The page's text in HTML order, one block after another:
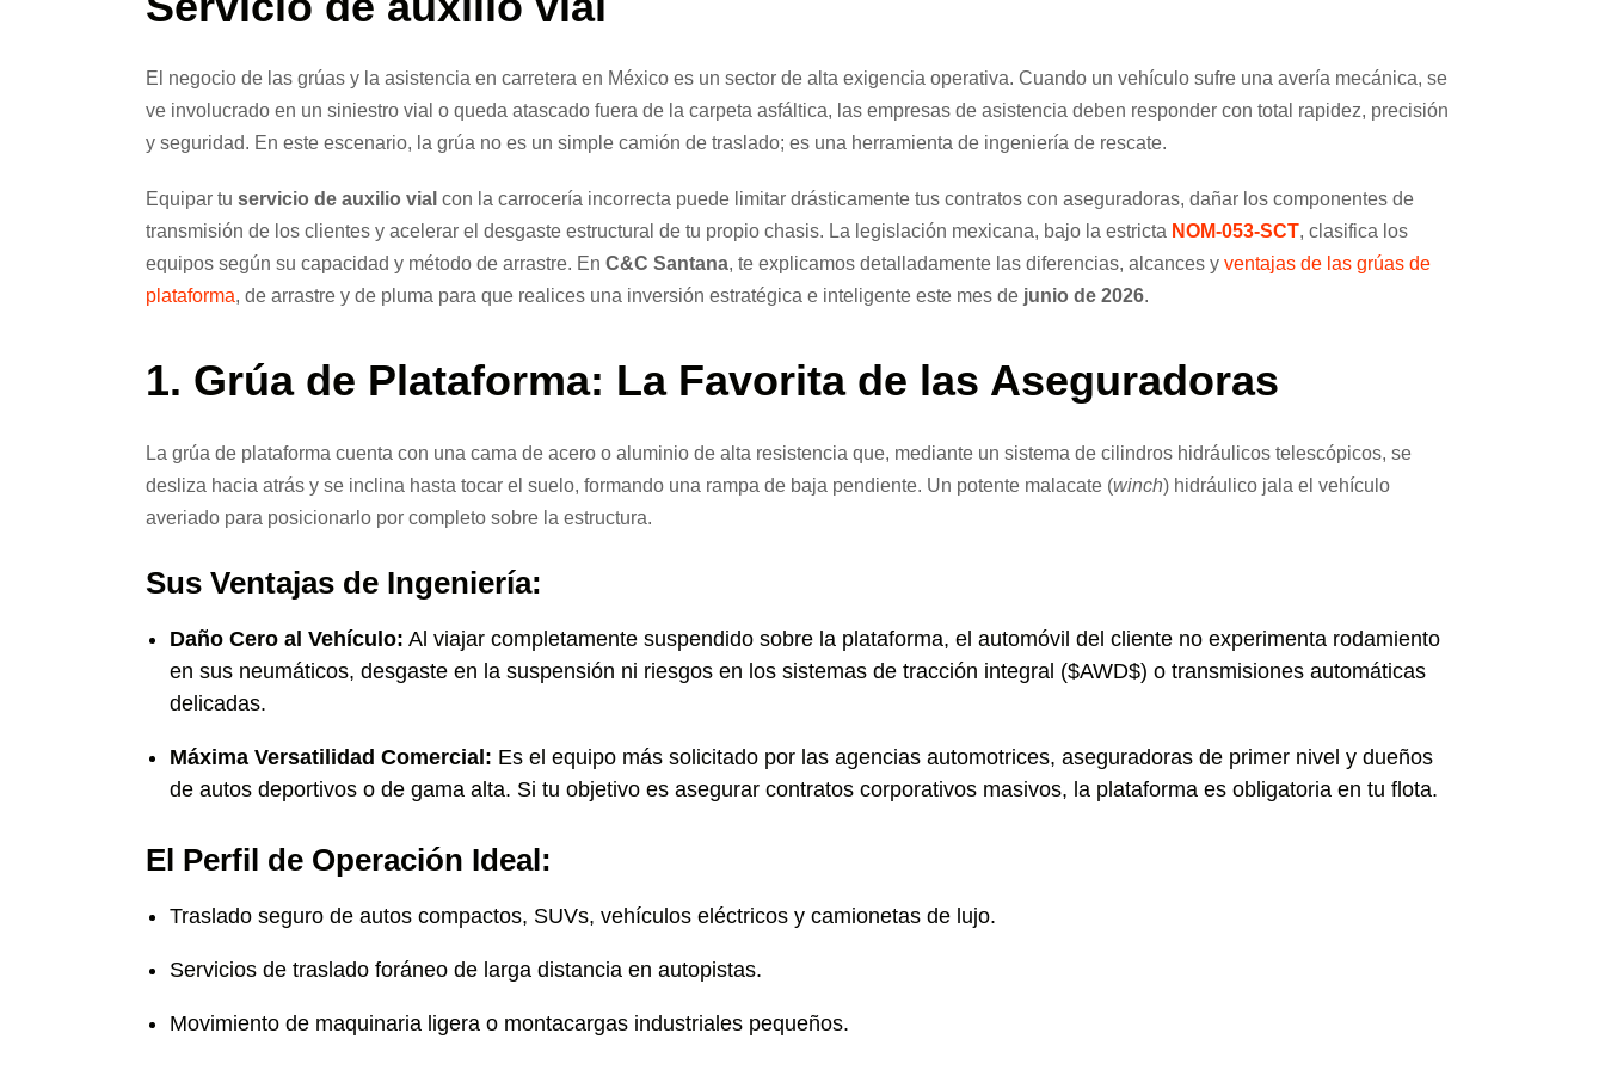
El negocio de las grúas y la asistencia en carretera en México es un sector de alta exigencia operativa. Cuando un vehículo sufre una avería mecánica, se
ve involucrado en un siniestro vial o queda atascado fuera de la carpeta asfáltica, las empresas de asistencia deben responder con total rapidez, precisión
y seguridad. En este escenario, la grúa no es un simple camión de traslado; es una herramienta de ingeniería de rescate.
Equipar tu servicio de auxilio vial con la carrocería incorrecta puede limitar drásticamente tus contratos con aseguradoras, dañar los componentes de
transmisión de los clientes y acelerar el desgaste estructural de tu propio chasis. La legislación mexicana, bajo la estricta NOM-053-SCT, clasifica los
equipos según su capacidad y método de arrastre. En C&C Santana, te explicamos detalladamente las diferencias, alcances y ventajas de las grúas de
plataforma, de arrastre y de pluma para que realices una inversión estratégica e inteligente este mes de junio de 2026.
1. Grúa de Plataforma: La Favorita de las Aseguradoras
La grúa de plataforma cuenta con una cama de acero o aluminio de alta resistencia que, mediante un sistema de cilindros hidráulicos telescópicos, se
desliza hacia atrás y se inclina hasta tocar el suelo, formando una rampa de baja pendiente. Un potente malacate (winch) hidráulico jala el vehículo
averiado para posicionarlo por completo sobre la estructura.
Sus Ventajas de Ingeniería:
Daño Cero al Vehículo: Al viajar completamente suspendido sobre la plataforma, el automóvil del cliente no experimenta rodamiento
en sus neumáticos, desgaste en la suspensión ni riesgos en los sistemas de tracción integral ($AWD$) o transmisiones automáticas
delicadas.
Máxima Versatilidad Comercial: Es el equipo más solicitado por las agencias automotrices, aseguradoras de primer nivel y dueños
de autos deportivos o de gama alta. Si tu objetivo es asegurar contratos corporativos masivos, la plataforma es obligatoria en tu flota.
El Perfil de Operación Ideal:
Traslado seguro de autos compactos, SUVs, vehículos eléctricos y camionetas de lujo.
Servicios de traslado foráneo de larga distancia en autopistas.
Movimiento de maquinaria ligera o montacargas industriales pequeños.